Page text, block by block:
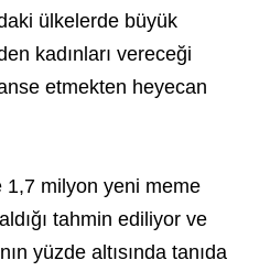
ülkelerde büyük
kadınları vereceği
etmekten heyecan
1,7 milyon yeni meme
tahmin ediliyor ve
yüzde altısında tanıda